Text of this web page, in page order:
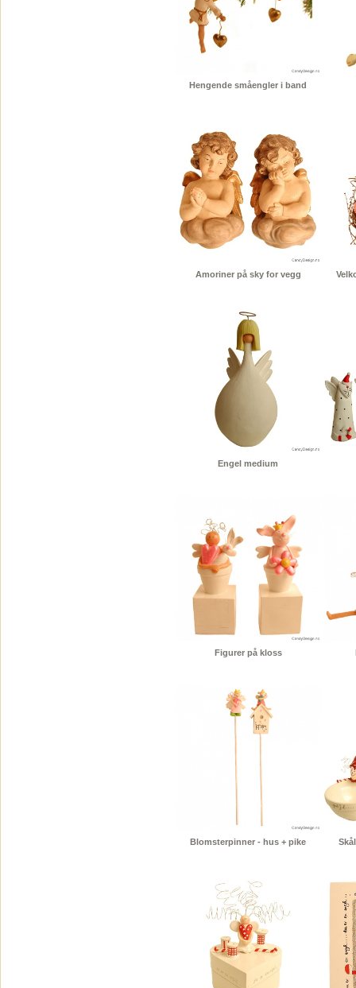
Hengende småengler i band
Amoriner på sky for vegg
Engel medium
Figurer på kloss
Blomsterpinner - hus + pike